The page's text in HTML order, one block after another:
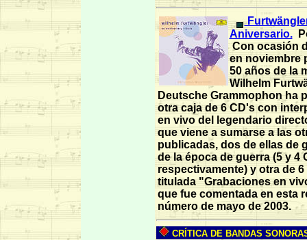
Aniversario.
Con ocasión
en noviembre
50 años de la
Wilhelm
Deutsche Grammophon ha
otra caja de 6 CD's con
en vivo del legendario
que viene a sumarse a las
publicadas, dos de ellas de
de la época de guerra (5 y 4
respectivamente) y otra de 6
titulada "Grabaciones en
que fue comentada en esta
número de mayo de 2003.
CRÍTICA DE BANDAS